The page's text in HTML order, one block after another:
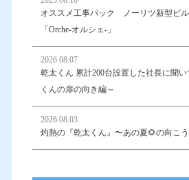
オススメ工事パック ノーリツ新型ビ
「Orche-オルシェ-」
2026.08.07
乾太くん 累計200台設置した社長に聞
くんの扉の向き編～
2026.08.03
灼熱の『乾太くん』〜あの夏🌻の向こ